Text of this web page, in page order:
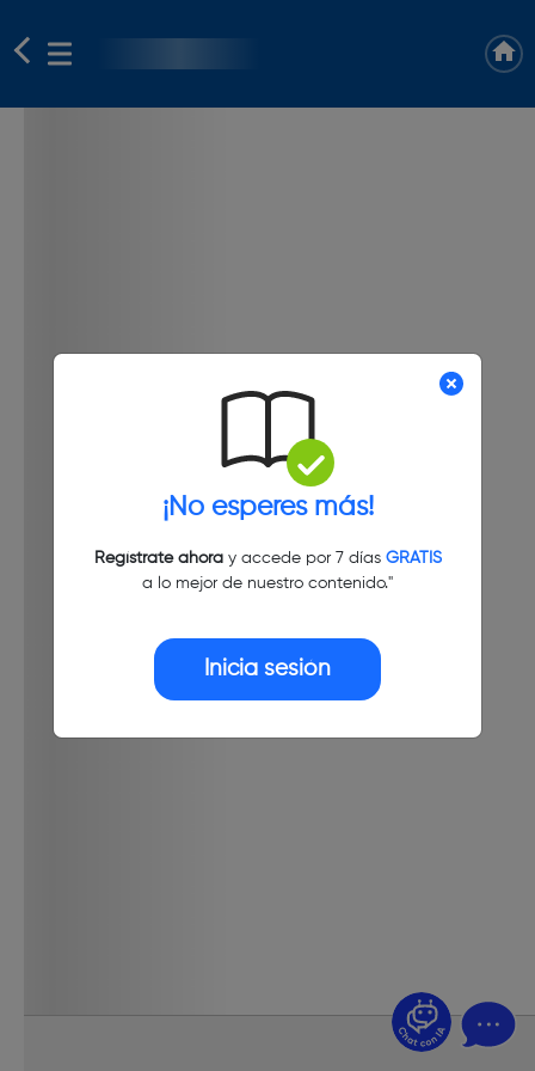
¡No esperes más!
Regístrate ahoray accede por 7 días GRATIS
a lo mejor de nuestro contenido."
Inicia sesión